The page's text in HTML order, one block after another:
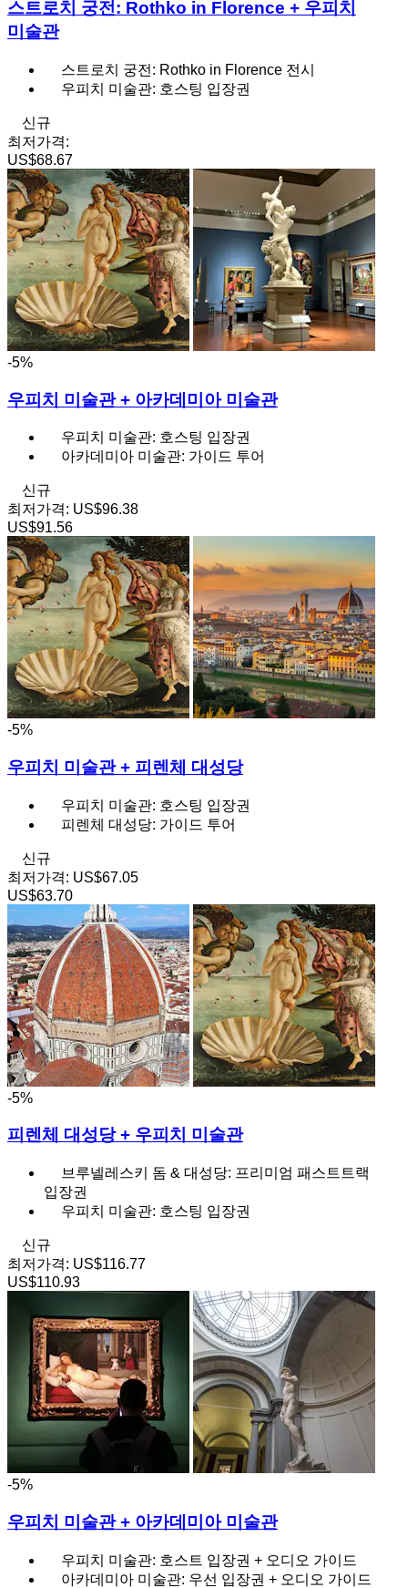
스트로치 궁전: Rothko in Florence + 우피치
미술관
스트로치 궁전: Rothko in Florence 전시
우피치 미술관: 호스팅 입장권
신규
최저가격:
US$68.67
-5%
우피치 미술관 + 아카데미아 미술관
우피치 미술관: 호스팅 입장권
아카데미아 미술관: 가이드 투어
신규
최저가격: US$96.38
US$91.56
-5%
우피치 미술관 + 피렌체 대성당
우피치 미술관: 호스팅 입장권
피렌체 대성당: 가이드 투어
신규
최저가격: US$67.05
US$63.70
-5%
피렌체 대성당 + 우피치 미술관
브루넬레스키 돔 & 대성당: 프리미엄 패스트트랙
입장권
우피치 미술관: 호스팅 입장권
신규
최저가격: US$116.77
US$110.93
-5%
우피치 미술관 + 아카데미아 미술관
우피치 미술관: 호스트 입장권 + 오디오 가이드
아카데미아 미술관: 우선 입장권 + 오디오 가이드